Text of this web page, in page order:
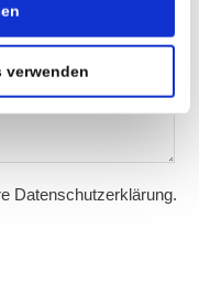
verwenden
Datenschutzerklärung.